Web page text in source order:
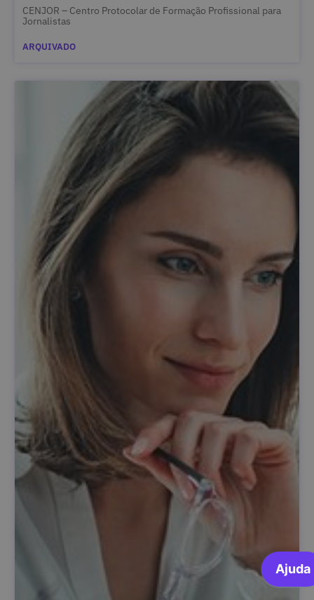
CENJOR – Centro Protocolar de Formação Profissional para
Jornalistas
ARQUIVADO